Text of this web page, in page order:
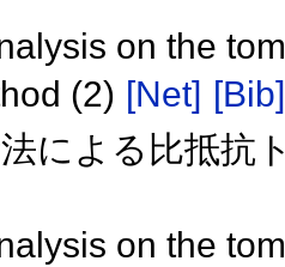
on the
(2) [Net] [Bib]
による比抵抗
on the